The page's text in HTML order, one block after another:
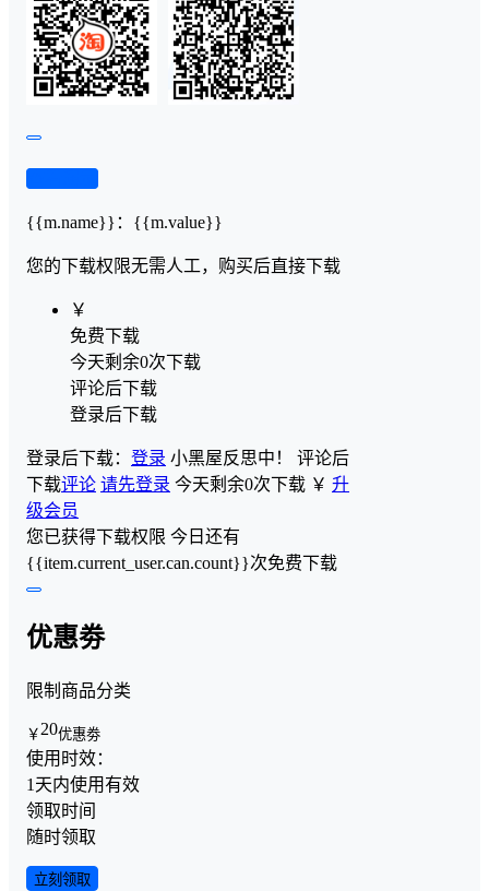
{{m.name}} ： {{m.value}}
您的下载权限无需人工，购买后直接下载
￥
免费下载
今天剩余0次下载
评论后下载
登录后下载
登录后下载： 登录 小黑屋反思中！ 评论后
下载评论 请先登录 今天剩余0次下载 ￥ 升
级会员
您已获得下载权限 今日还有
{{item.current_user.can.count}}次免费下载
优惠劵
限制商品分类
￥ 20优惠劵
使用时效：
1天内使用有效
领取时间
随时领取
立刻领取